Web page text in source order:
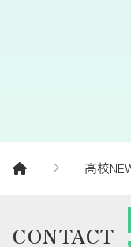
高校
CONTACT